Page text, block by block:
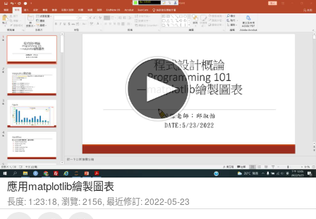
應用matplotlib繪製圖表
長度: 1:23:18, 瀏覽: 2156, 最近修訂: 2022-05-23